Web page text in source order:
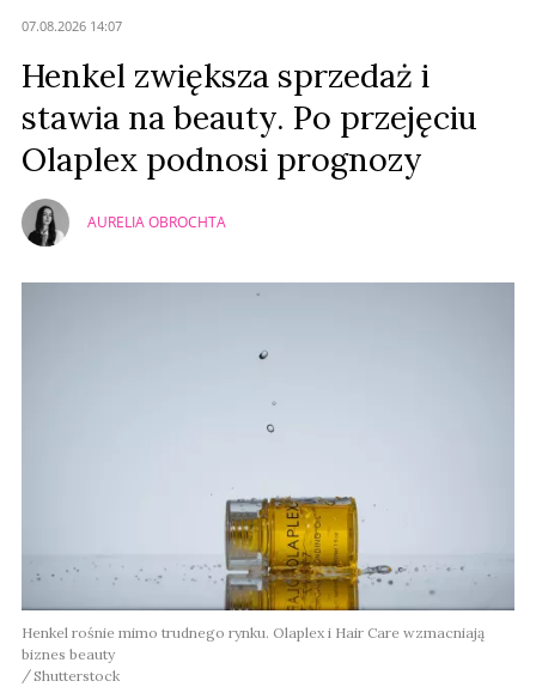
07.08.2026 14:07
Henkel zwiększa sprzedaż i
stawia na beauty. Po przejęciu
Olaplex podnosi prognozy
AURELIA OBROCHTA
Henkel rośnie mimo trudnego rynku. Olaplex i Hair Care wzmacniają
biznes beauty
Shutterstock